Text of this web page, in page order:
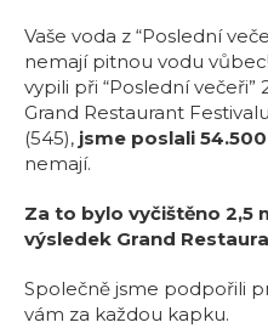
Vaše voda z “Poslední
nemají pitnou vodu
vypili při “Poslední večeři”
Grand Restaurant
(545), jsme poslali
nemají.
Za to bylo vyčištěno 2,5
výsledek Grand
Společně jsme podpořili
vám za každou kapku.